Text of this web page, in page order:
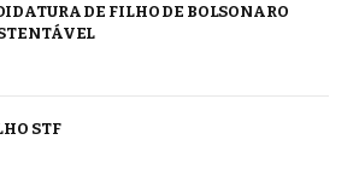
DE FILHO DE BOLSONARO
STF